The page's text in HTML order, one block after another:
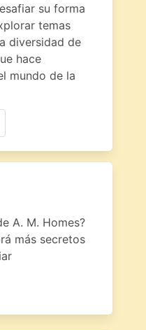
su forma
temas
diversidad de
hace
mundo de la
A. M. Homes?
más secretos